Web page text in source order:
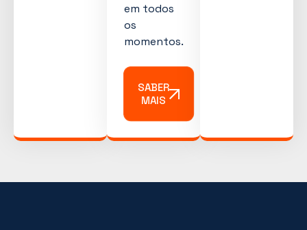
em todos
os
momentos.
SABER
MAIS